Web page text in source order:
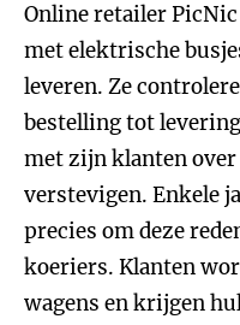
Online retailer
met elektrische
leveren. Ze
bestelling tot
met zijn klanten
verstevigen. Enkele
precies om deze
koeriers. Klanten
wagens en krijgen